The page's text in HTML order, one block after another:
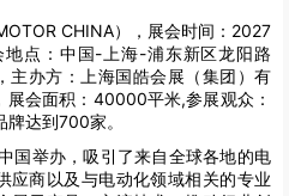
CHINA），展会时间：2027
点：中国-上海-浦东新区龙阳路
办方：上海国皓会展（集团）有
会面积：40000平米,参展观众：
达到700家。
国举办，吸引了来自全球各地的电
应商以及与电动化领域相关的专业